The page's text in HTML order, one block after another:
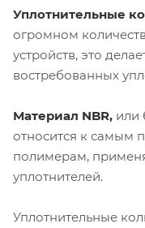
Уплотнительные
огромном
устройств, это
востребованных
Материал NBR, или
относится к самым
полимерам,
уплотнителей.
Уплотнительные